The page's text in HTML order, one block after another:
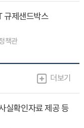
규제샌드박스
책관
더보기
실확인자료 제공 등